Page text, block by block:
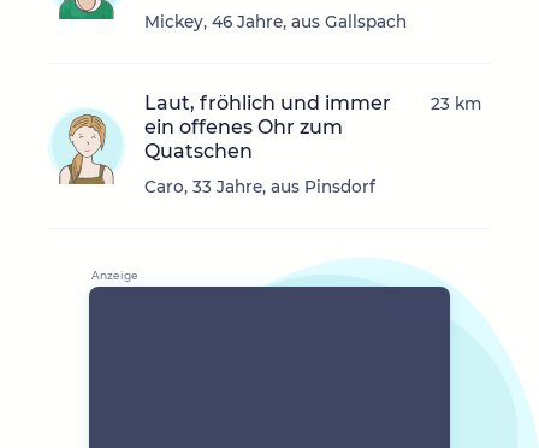
Mickey, 46 Jahre, aus Gallspach
Laut, fröhlich und immer
ein offenes Ohr zum
Quatschen
Caro, 33 Jahre, aus Pinsdorf
23 km